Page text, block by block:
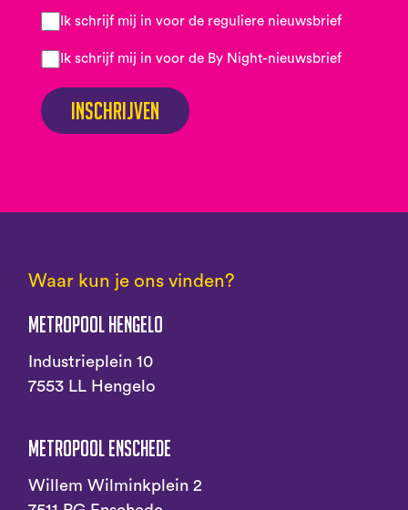
Ik schrijf mij in voor de reguliere nieuwsbrief
Ik schrijf mij in voor de By Night-nieuwsbrief
Inschrijven
Waar kun je ons vinden?
Metropool Hengelo
Industrieplein 10
7553 LL Hengelo
Metropool Enschede
Willem Wilminkplein 2